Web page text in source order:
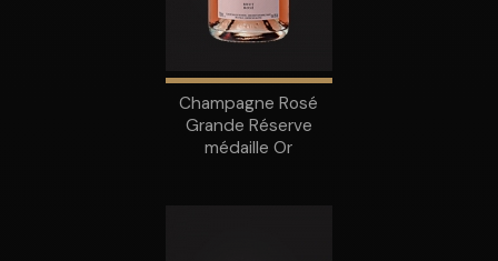
Champagne Rosé
Grande Réserve
médaille Or